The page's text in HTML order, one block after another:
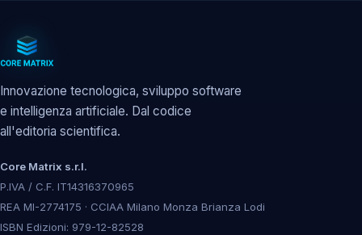
Innovazione tecnologica, sviluppo software
e intelligenza artificiale. Dal codice
all'editoria scientifica.
Core Matrix s.r.l.
P.IVA / C.F. IT14316370965
REA MI-2774175 · CCIAA Milano Monza Brianza Lodi
ISBN Edizioni: 979-12-82528